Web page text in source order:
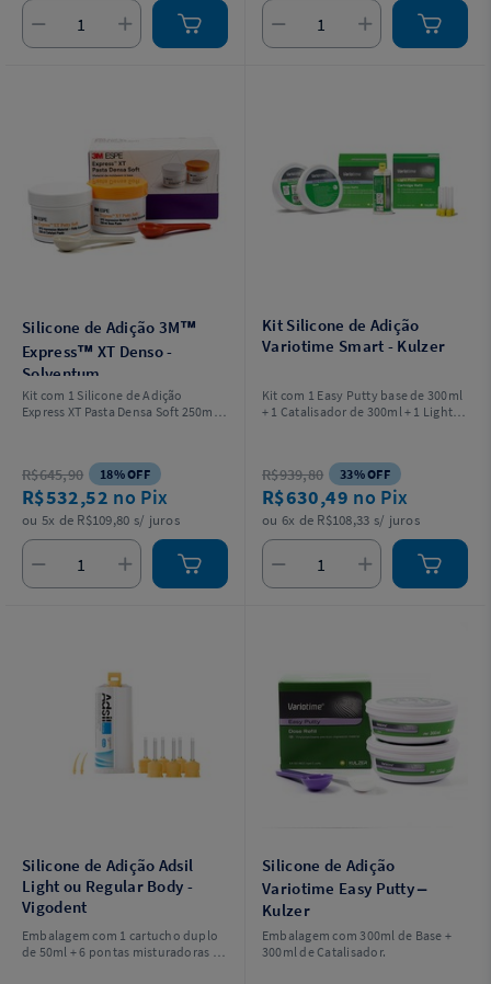
Silicone de Adição 3M™
Express™ XT Denso -
Solventum
Kit com 1 Silicone de Adição
Express XT Pasta Densa Soft 250ml +
R$645,90 18% OFF
R$532,52 no Pix
ou 5x de R$109,80 s/ juros
Kit Silicone de Adição
Variotime Smart - Kulzer
Kit com 1 Easy Putty base de 300ml
+ 1 Catalisador de 300ml + 1 Light
dosadora e bolsa.
R$939,80 33% OFF
R$630,49 no Pix
ou 6x de R$108,33 s/ juros
Silicone de Adição Adsil
Light ou Regular Body -
Vigodent
Embalagem com 1 cartucho duplo
de 50ml + 6 pontas misturadoras +
Silicone de Adição
Variotime Easy Putty –
Kulzer
Embalagem com 300ml de Base +
300ml de Catalisador.